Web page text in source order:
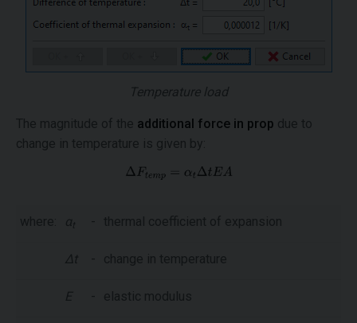
Temperature load
The magnitude of the additional force in prop due to
change in temperature is given by:
where: α t - thermal coefficient of expansion
Δt - change in temperature
E - elastic modulus